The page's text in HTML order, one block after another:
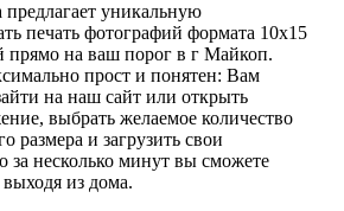
уникальную
печать фотографий формата 10х15
прямо на ваш порог в г Майкоп.
прост и понятен: Вам
на наш сайт или открыть
выбрать желаемое количество
размера и загрузить свои
за несколько минут вы сможете
из дома.